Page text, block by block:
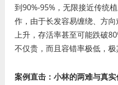
到90%-95%，无限接近传统
作，由于长发容易缠绕、方
上升，存活率甚至可能跌破
不仅贵，而且容错率极低，极
案例直击：小林的两难与真